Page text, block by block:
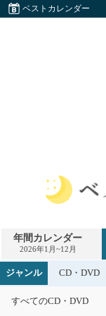
ベストカレンダー
ト
カ
年間カレンダー
2026年1月~12月
ジャンル CD・DVD
すべてのCD・DVD